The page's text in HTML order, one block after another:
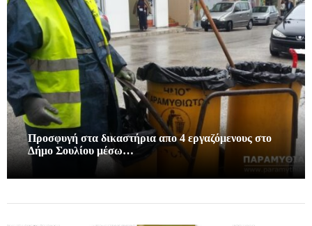
Προσφυγή στα δικαστήρια απο 4 εργαζόμενους στο
Δήμο Σουλίου μέσω…